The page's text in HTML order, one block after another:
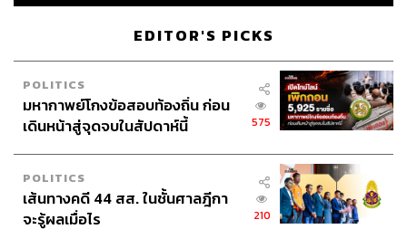
EDITOR'S PICKS
POLITICS
มหากาพย์โกงข้อสอบท้องถิ่น ก่อน
เดินหน้าสู่จุดจบในสัปดาห์นี้
575
POLITICS
เส้นทางคดี 44 สส. ในชั้นศาลฎีกา
จะรู้ผลเมื่อไร
210